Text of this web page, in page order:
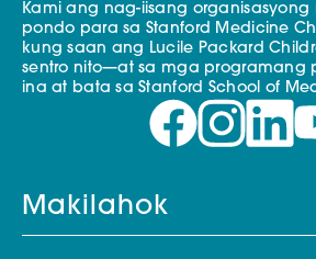
Kami ang nag-iisang
pondo para sa Stanford Medicine
kung saan ang Lucile Packard
sentro nito—at sa mga programang
ina at bata sa Stanford School of
Makilahok